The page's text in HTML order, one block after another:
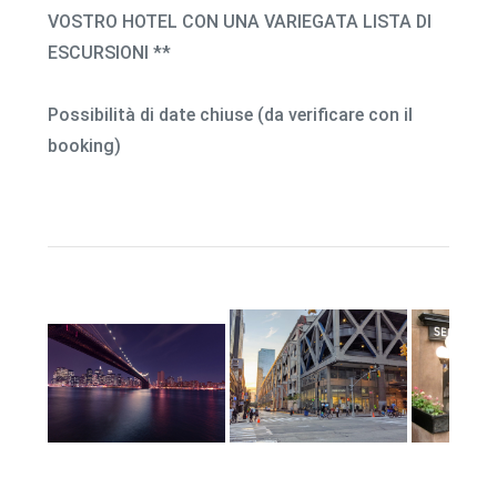
VOSTRO HOTEL CON UNA VARIEGATA LISTA DI
ESCURSIONI **
Possibilità di date chiuse (da verificare con il
booking)